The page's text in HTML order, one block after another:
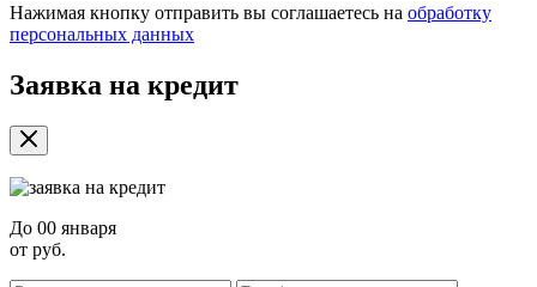
Нажимая кнопку отправить вы соглашаетесь на обработку
персональных данных
Заявка на кредит
До 00 января
от руб.